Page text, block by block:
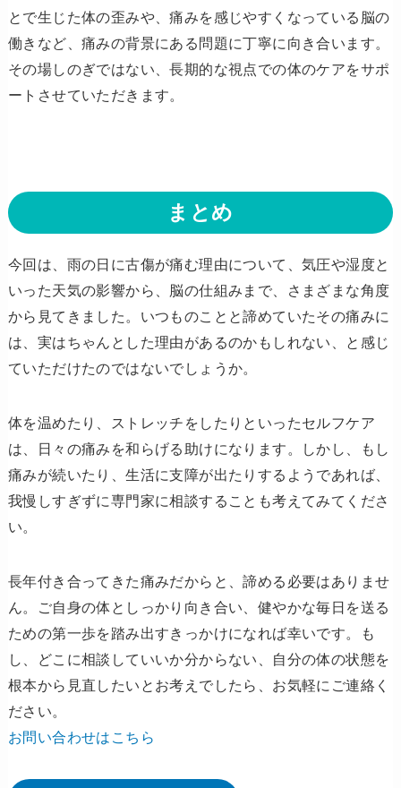
とで生じた体の歪みや、痛みを感じやすくなっている脳の
働きなど、痛みの背景にある問題に丁寧に向き合います。
その場しのぎではない、長期的な視点での体のケアをサポ
ートさせていただきます。
まとめ
今回は、雨の日に古傷が痛む理由について、気圧や湿度と
いった天気の影響から、脳の仕組みまで、さまざまな角度
から見てきました。いつものことと諦めていたその痛みに
は、実はちゃんとした理由があるのかもしれない、と感じ
ていただけたのではないでしょうか。
体を温めたり、ストレッチをしたりといったセルフケア
は、日々の痛みを和らげる助けになります。しかし、もし
痛みが続いたり、生活に支障が出たりするようであれば、
我慢しすぎずに専門家に相談することも考えてみてくださ
い。
長年付き合ってきた痛みだからと、諦める必要はありませ
ん。ご自身の体としっかり向き合い、健やかな毎日を送る
ための第一歩を踏み出すきっかけになれば幸いです。も
し、どこに相談していいか分からない、自分の体の状態を
根本から見直したいとお考えでしたら、お気軽にご連絡く
ださい。
お問い合わせはこちら